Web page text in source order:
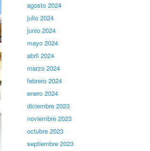
agosto 2024
julio 2024
junio 2024
mayo 2024
abril 2024
marzo 2024
febrero 2024
enero 2024
diciembre 2023
noviembre 2023
octubre 2023
septiembre 2023